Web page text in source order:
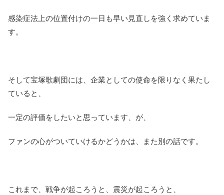
感染症法上の位置付けの一日も早い見直しを強く求めていま
す。
そして宝塚歌劇団には、企業としての使命を限りなく果たし
ていると、
一定の評価をしたいと思っています、が、
ファンの心がついていけるかどうかは、また別の話です。
これまで、戦争が起ころうと、震災が起ころうと、